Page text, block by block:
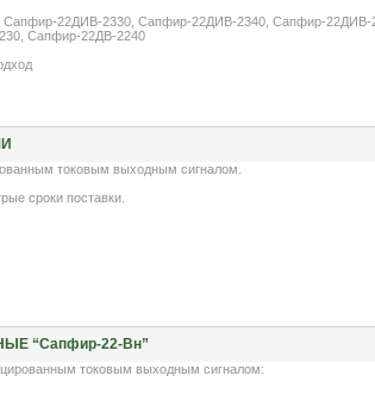
Сапфир-22ДИВ-2330, Сапфир-22ДИВ-2340, Сапфир-22ДИВ-
Сапфир-22ДВ-2240
токовым выходным сигналом.
сроки поставки.
“Сапфир-22-Вн”
токовым выходным сигналом: